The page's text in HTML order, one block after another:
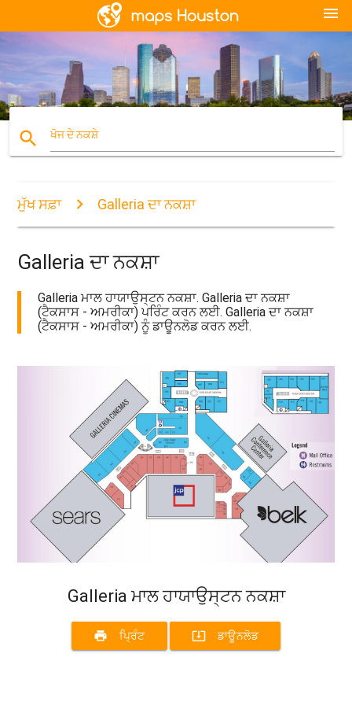
menu
search ਖੋਜ ਦੇ ਨਕਸ਼ੇ
ਮੁੱਖ ਸਫ਼ਾ Galleria ਦਾ ਨਕਸ਼ਾ
Galleria ਦਾ ਨਕਸ਼ਾ
Galleria ਮਾਲ ਹਾਯਾਉਸ੍ਟਨ ਨਕਸ਼ਾ. Galleria ਦਾ ਨਕਸ਼ਾ
(ਟੈਕਸਾਸ - ਅਮਰੀਕਾ) ਪਰਿੰਟ ਕਰਨ ਲਈ. Galleria ਦਾ ਨਕਸ਼ਾ
(ਟੈਕਸਾਸ - ਅਮਰੀਕਾ) ਨੂੰ ਡਾਊਨਲੋਡ ਕਰਨ ਲਈ.
Galleria ਮਾਲ ਹਾਯਾਉਸ੍ਟਨ ਨਕਸ਼ਾ
print ਪ੍ਰਿੰਟ system_update_alt ਡਾਊਨਲੋਡ